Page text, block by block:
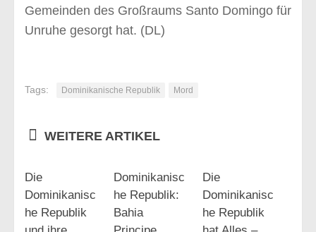
Gemeinden des Großraums Santo Domingo für
Unruhe gesorgt hat. (DL)
Tags: Dominikanische Republik Mord
WEITERE ARTIKEL
Die
Dominikanisc
he Republik
Dominikanisc
he Republik:
Bahia
Die
Dominikanisc
he Republik